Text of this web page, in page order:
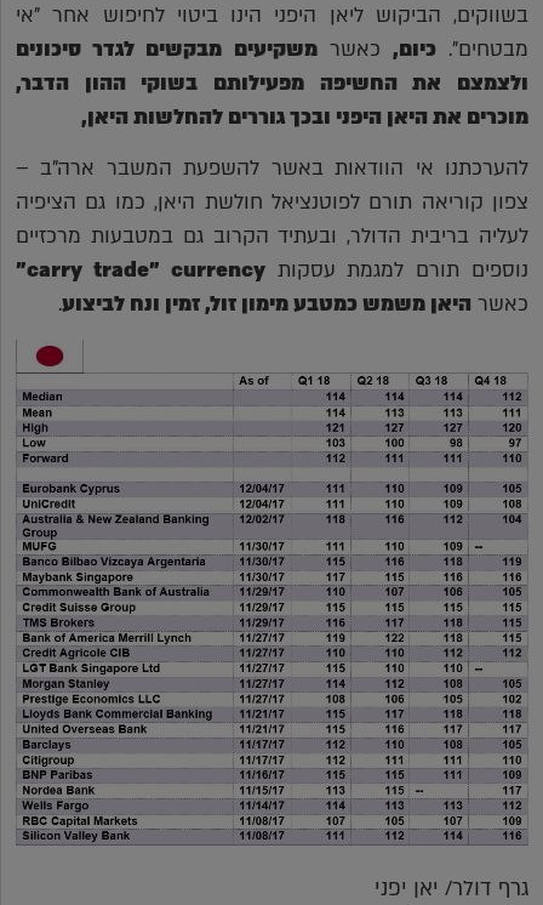
בשווקים, הביקוש ליאן היפני הינו ביטוי לחיפוש אחר "אי
מבטחים".כיום, כאשרמשקיעים מבקשים לגדר סיכונים
ולצמצם את החשיפה מפעילותם בשוקי ההון הדבר,
מוכרים את היאן היפני ובכך גוררים להחלשות היאן,
להערכתנו אי הוודאות באשר להשפעת המשבר ארה"ב –
צפון קוריאה תורם לפוטנציאל חולשת היאן, כמו גם הציפיה
לעליה בריבית הדולר, ובעתיד הקרוב גם במטבעות מרכזיים
נוספים תורם למגמת עסקות
carry trade" currency
"
כאשר היאן משמש כמטבע מימון זול, זמין ונח לביצוע.
גרף דולר/ יאן יפני